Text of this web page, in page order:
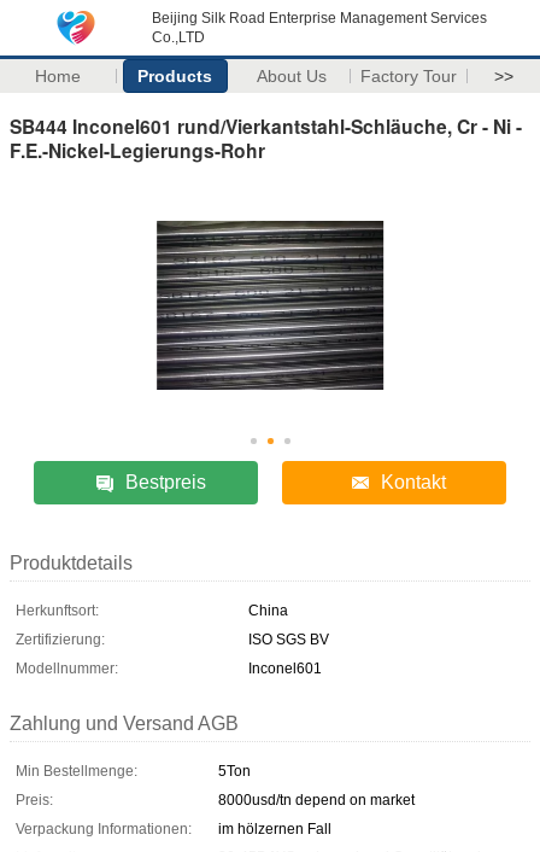
Beijing Silk Road Enterprise Management Services
Co.,LTD
Home Products About Us Factory Tour >>
SB444 Inconel601 rund/Vierkantstahl-Schläuche, Cr - Ni -
F.E.-Nickel-Legierungs-Rohr
Bestpreis Kontakt
Produktdetails
Herkunftsort:
China
Zertifizierung:
ISO SGS BV
Modellnummer:
Inconel601
Zahlung und Versand AGB
Min Bestellmenge:
5Ton
Preis:
8000usd/tn depend on market
Verpackung Informationen:
im hölzernen Fall